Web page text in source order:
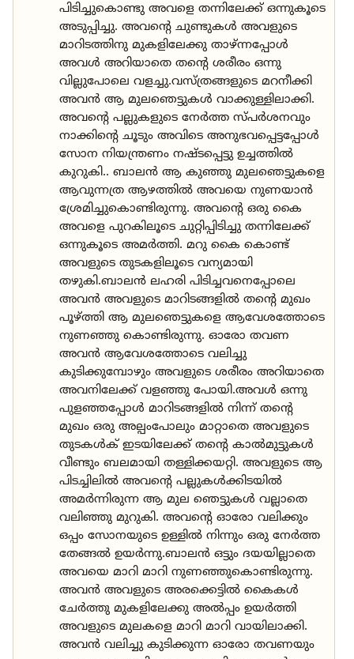
പിടിച്ചുകൊണ്ടു അവളെ തന്നിലേക്ക് ഒന്നുകൂടെ
അടുപ്പിച്ചു. അവന്റെ ചുണ്ടുകൾ അവളുടെ
മാറിടത്തിനു മുകളിലേക്കു താഴ്ന്നപ്പോൾ
അവൾ അറിയാതെ തന്റെ ശരീരം ഒന്നു
വില്ലുപോലെ വളച്ചു.വസ്ത്രങ്ങളുടെ മറനീക്കി
അവൻ ആ മുലഞെട്ടുകൾ വാക്കുള്ളിലാക്കി.
അവന്റെ പല്ലുകളുടെ നേർത്ത സ്പർശനവും
നാക്കിന്റെ ചൂടും അവിടെ അനുഭവപ്പെട്ടപ്പോൾ
സോന നിയന്ത്രണം നഷ്ടപ്പെട്ടു ഉച്ചത്തിൽ
കുറുകി.. ബാലൻ ആ കുഞ്ഞു മുലഞെട്ടുകളെ
ആവുന്നത്ര ആഴത്തിൽ അവയെ നുണയാൻ
ശ്രേമിച്ചുകൊണ്ടിരുന്നു. അവന്റെ ഒരു കൈ
അവളെ പുറകിലൂടെ ചുറ്റിപ്പിടിച്ചു തന്നിലേക്ക്
ഒന്നുകൂടെ അമർത്തി. മറു കൈ കൊണ്ട്
അവളുടെ തുടകളിലൂടെ വന്യമായി
തഴുകി.ബാലൻ ലഹരി പിടിച്ചവനെപ്പോലെ
അവൻ അവളുടെ മാറിടങ്ങളിൽ തന്റെ മുഖം
പൂഴ്ത്തി ആ മുലഞെട്ടുകളെ ആവേശത്തോടെ
നുണഞ്ഞു കൊണ്ടിരുന്നു. ഓരോ തവണ
അവൻ ആവേശത്തോടെ വലിച്ചു
കുടിക്കുമ്പോഴും അവളുടെ ശരീരം അറിയാതെ
അവനിലേക്ക് വളഞ്ഞു പോയി.അവൾ ഒന്നു
പുളഞ്ഞപ്പോൾ മാറിടങ്ങളിൽ നിന്ന് തന്റെ
മുഖം ഒരു അല്പംപോലും മാറ്റാതെ അവളുടെ
തുടകൾക് ഇടയിലേക്ക് തന്റെ കാൽമുട്ടുകൾ
വീണ്ടും ബലമായി തള്ളിക്കയറ്റി. അവളുടെ ആ
പിടച്ചിലിൽ അവന്റെ പല്ലുകൾക്കിടയിൽ
അമർന്നിരുന്ന ആ മുല ഞെട്ടുകൾ വല്ലാതെ
വലിഞ്ഞു മുറുകി. അവന്റെ ഓരോ വലിക്കും
ഒപ്പം സോനയുടെ ഉള്ളിൽ നിന്നും ഒരു നേർത്ത
തേങ്ങൽ ഉയർന്നു.ബാലൻ ഒട്ടും ദയയില്ലാതെ
അവയെ മാറി മാറി നുണഞ്ഞുകൊണ്ടിരുന്നു.
അവൻ അവളുടെ അരക്കെട്ടിൽ കൈകൾ
ചേർത്തു മുകളിലേക്കു അൽപ്പം ഉയർത്തി
അവളുടെ മുലകളെ മാറി മാറി വായിലാക്കി.
അവൻ വലിച്ചു കുടിക്കുന്ന ഓരോ തവണയും